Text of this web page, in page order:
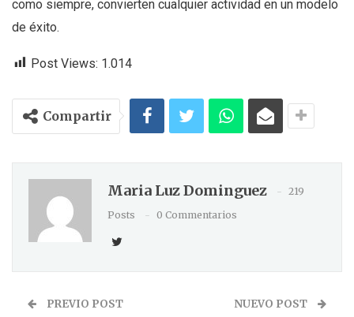
como siempre, convierten cualquier actividad en un modelo
de éxito.
Post Views: 1.014
Compartir
Maria Luz Dominguez
219
Posts
0 Commentarios
PREVIO POST NUEVO POST